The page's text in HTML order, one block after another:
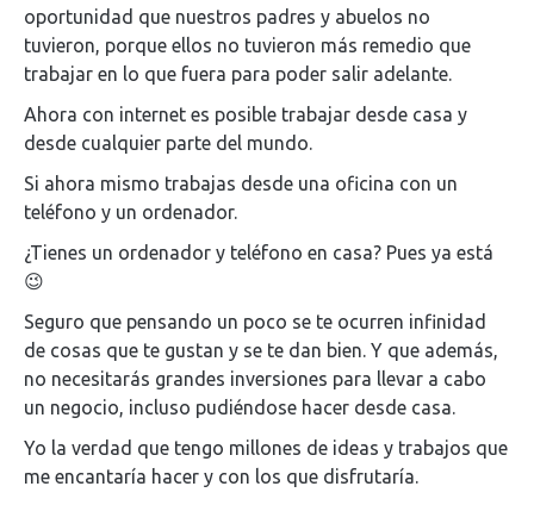
oportunidad que nuestros padres y abuelos no
tuvieron, porque ellos no tuvieron más remedio que
trabajar en lo que fuera para poder salir adelante.
Ahora con internet es posible trabajar desde casa y
desde cualquier parte del mundo.
Si ahora mismo trabajas desde una oficina con un
teléfono y un ordenador.
¿Tienes un ordenador y teléfono en casa? Pues ya está
😉
Seguro que pensando un poco se te ocurren infinidad
de cosas que te gustan y se te dan bien. Y que además,
no necesitarás grandes inversiones para llevar a cabo
un negocio, incluso pudiéndose hacer desde casa.
Yo la verdad que tengo millones de ideas y trabajos que
me encantaría hacer y con los que disfrutaría.